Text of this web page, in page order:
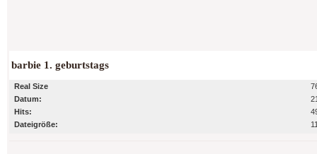
barbie 1. geburtstags
Real Size
Datum:
Hits:
Dateigröße: